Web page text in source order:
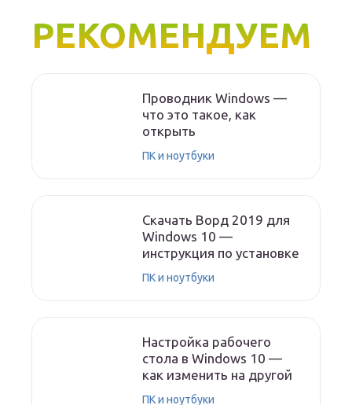
РЕКОМЕНДУЕМ
Проводник Windows —
что это такое, как
открыть
ПК и ноутбуки
Скачать Ворд 2019 для
Windows 10 —
инструкция по установке
ПК и ноутбуки
Настройка рабочего
стола в Windows 10 —
как изменить на другой
ПК и ноутбуки